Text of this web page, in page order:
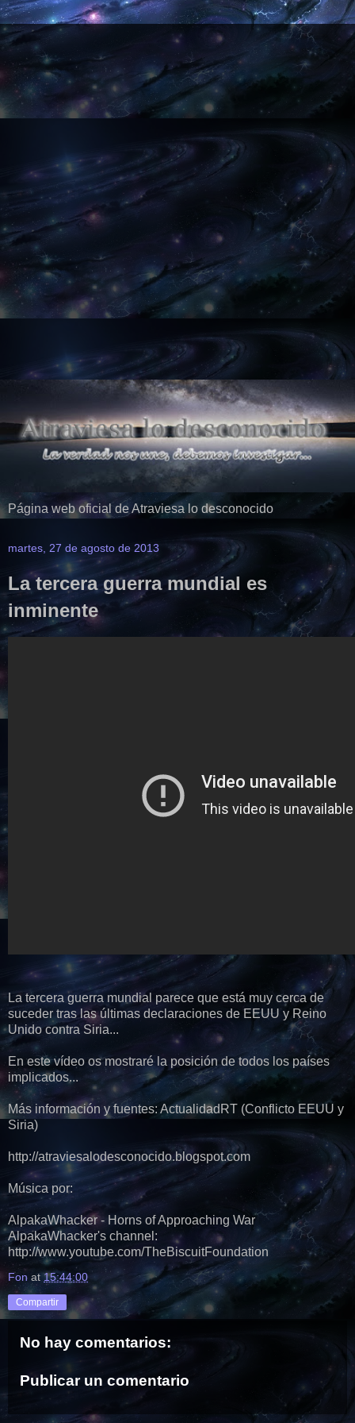
Página web oficial de Atraviesa lo desconocido
martes, 27 de agosto de 2013
La tercera guerra mundial es
inminente
La tercera guerra mundial parece que está muy cerca de
suceder tras las últimas declaraciones de EEUU y Reino
Unido contra Siria...
En este vídeo os mostraré la posición de todos los países
implicados...
Más información y fuentes: ActualidadRT (Conflicto EEUU y
Siria)
http://atraviesalodesconocido.blogspot.com
Música por:
AlpakaWhacker - Horns of Approaching War
AlpakaWhacker's channel:
http://www.youtube.com/TheBiscuitFoundation
Fon at 15:44:00
Compartir
No hay comentarios:
Publicar un comentario